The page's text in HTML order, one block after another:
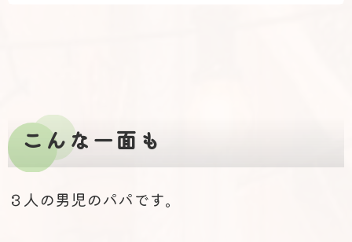
こんな一面も
３人の男児のパパです。